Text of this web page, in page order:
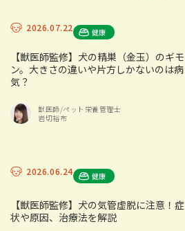
2026.07.22 健康
【獣医師監修】犬の精巣（金玉）のギモ
ン。大きさの違いや片方しかないのは病
気？
獣医師/ペット栄養管理士
岩切裕布
2026.06.24 健康
【獣医師監修】犬の気管虚脱に注意！症
状や原因、治療法を解説